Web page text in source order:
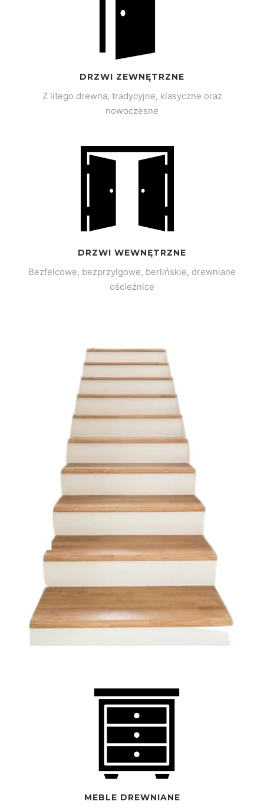
DRZWI ZEWNĘTRZNE
Z litego drewna, tradycyjne, klasyczne oraz
nowoczesne
DRZWI WEWNĘTRZNE
Bezfelcowe, bezprzylgowe, berlińskie, drewniane
ościeżnice
MEBLE DREWNIANE